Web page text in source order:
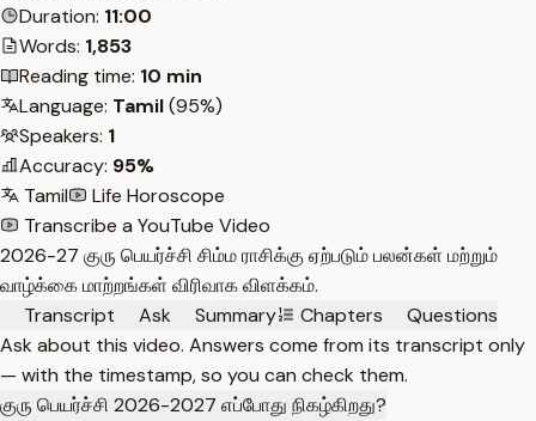
Duration: 11:00
Words: 1,853
Reading time: 10 min
Language: Tamil(95%)
Speakers: 1
Accuracy: 95%
Tamil
Life Horoscope
Transcribe a YouTube Video
2026-27 குரு பெயர்ச்சி சிம்ம ராசிக்கு ஏற்படும் பலன்கள் மற்றும்
வாழ்க்கை மாற்றங்கள் விரிவாக விளக்கம்.
Transcript
Ask Summary Chapters
Questions
Ask about this video. Answers come from its transcript only
— with the timestamp, so you can check them.
குரு பெயர்ச்சி 2026-2027 எப்போது நிகழ்கிறது?